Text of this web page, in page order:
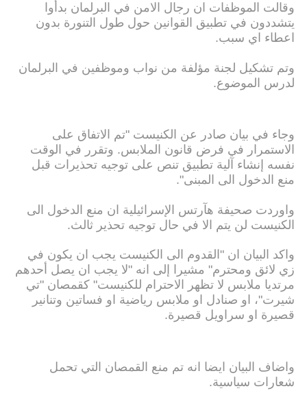
وقالت الموظفات ان رجال الامن في البرلمان بدأوا
يتشددون في تطبيق القوانين حول طول التنورة بدون
اعطاء اي سبب.
وتم تشكيل لجنة مؤلفة من نواب وموظفين في البرلمان
لدرس الموضوع.
وجاء في بيان صادر عن الكنيست "تم الاتفاق على
الاستمرار في فرض قانون الملابس. وتقرر في الوقت
نفسه إنشاء آلية تطبيق تنص على توجيه تحذيرات قبل
منع الدخول الى المبنى".
واوردت صحيفة هآرتس الإسرائيلية ان منع الدخول الى
الكنيست لن يتم الا في حال توجيه تحذير ثالث.
واكد البيان ان "القدوم الى الكنيست يجب ان يكون في
زي لائق ومحترم" مشيرا إلى انه "لا يجب ان يصل أحدهم
مرتديا ملابس لا تظهر الاحترام للكنيست" كقمصان "تي
شيرت"، او صنادل او ملابس رياضية او فساتين وتنانير
قصيرة او سراويل قصيرة.
واضاف البيان ايضا انه تم منع القمصان التي تحمل
شعارات سياسية.